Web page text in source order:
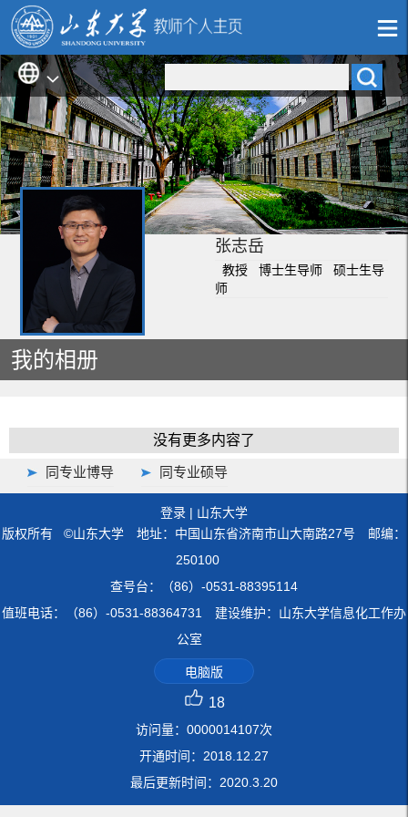
张志岳
教授 博士生导师 硕士生导
师
我的相册
没有更多内容了
同专业博导 同专业硕导
登录 | 山东大学
版权所有 ©山东大学 地址：中国山东省济南市山大南路27号 邮编：
250100
查号台：（86）-0531-88395114
值班电话：（86）-0531-88364731 建设维护：山东大学信息化工作办
公室
电脑版
18
访问量： 0000014107次
开通时间： 2018 12 27
最后更新时间： 2020 3 20